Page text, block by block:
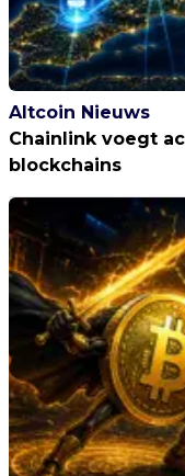
Altcoin Nieuws
Chainlink voegt
blockchains